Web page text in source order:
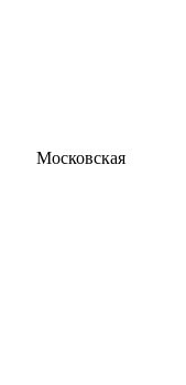
Московская